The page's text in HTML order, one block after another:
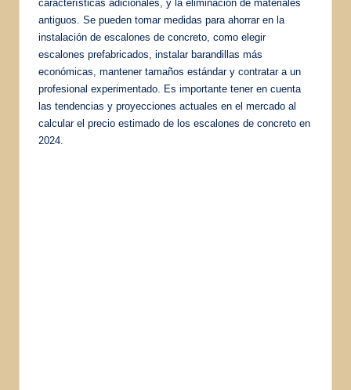
características adicionales, y la eliminación de materiales
antiguos. Se pueden tomar medidas para ahorrar en la
instalación de escalones de concreto, como elegir
escalones prefabricados, instalar barandillas más
económicas, mantener tamaños estándar y contratar a un
profesional experimentado. Es importante tener en cuenta
las tendencias y proyecciones actuales en el mercado al
calcular el precio estimado de los escalones de concreto en
2024.